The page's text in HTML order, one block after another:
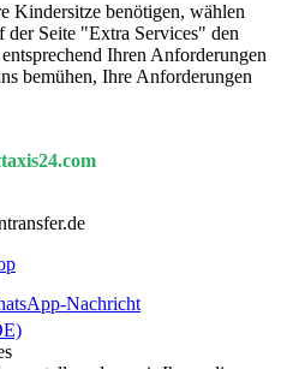
Kindersitze benötigen, wählen
der Seite "Extra Services" den
Ihren Anforderungen
bemühen, Ihre Anforderungen
Nachricht